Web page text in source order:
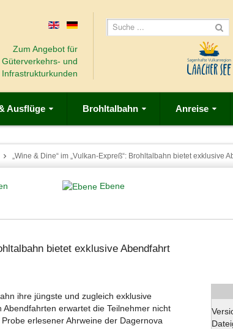
Zum Angebot für
Güterverkehrs- und
Infrastrukturkunden
Ausflüge Brohltalbahn Anreise
„Wine & Dine“ im „Vulkan-Expreß“: Brohltalbahn bietet exklusive
Ebene
bietet exklusive Abendfahrt
ihre jüngste und zugleich exklusive
erwartet die Teilnehmer nicht
erlesener Ahrweine der Dagernova